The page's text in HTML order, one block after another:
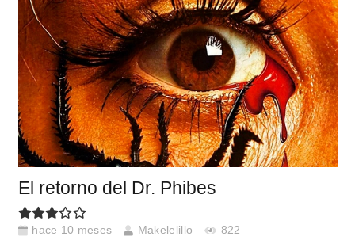
El retorno del Dr. Phibes
hace 10 meses Makelelillo 822